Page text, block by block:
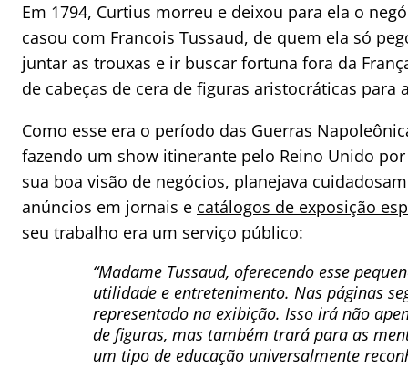
Em 1794, Curtius morreu e deixou para ela o
casou com Francois Tussaud, de quem ela só
juntar as trouxas e ir buscar fortuna fora da
de cabeças de cera de figuras aristocráticas para
Como esse era o período das Guerras
fazendo um show itinerante pelo Reino Unido
sua boa visão de negócios, planejava
anúncios em jornais e catálogos de exposição
seu trabalho era um serviço público:
“Madame Tussaud, oferecendo esse
utilidade e entretenimento. Nas páginas
representado na exibição. Isso irá não
de figuras, mas também trará para as
um tipo de educação universalmente